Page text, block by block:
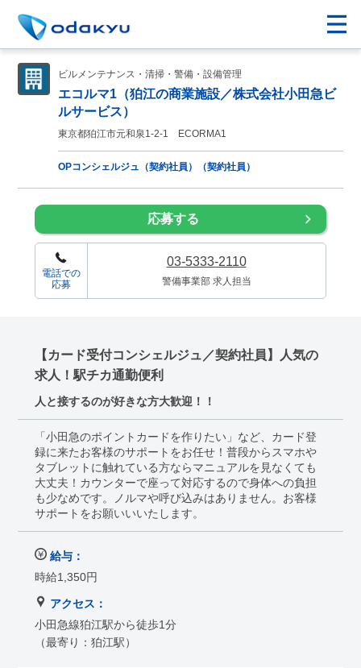
ビルメンテナンス・清掃・警備・設備管理
エコルマ1（狛江の商業施設／株式会社小田急ビ
ルサービス）
東京都狛江市元和泉1-2-1 ECORMA1
OPコンシェルジュ（契約社員）（契約社員）
応募する
電話での
応募
03-5333-2110
警備事業部 求人担当
【カード受付コンシェルジュ／契約社員】人気の
求人！駅チカ通勤便利
人と接するのが好きな方大歓迎！！
「小田急のポイントカードを作りたい」など、カード登
録に来たお客様のサポートをお任せ！普段からスマホや
タブレットに触れている方ならマニュアルを見なくても
大丈夫！カウンターで座って対応するので身体への負担
も少なめです。ノルマや呼び込みはありません。お客様
サポートをお願いいいたします。
給与：
時給1,350円
アクセス：
小田急線狛江駅から徒歩1分
（最寄り：狛江駅）